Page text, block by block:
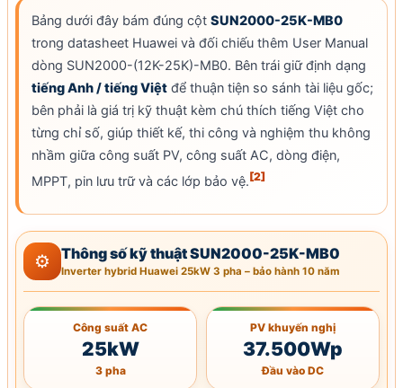
Bảng dưới đây bám đúng cột SUN2000-25K-MB0
trong datasheet Huawei và đối chiếu thêm User Manual
dòng SUN2000-(12K-25K)-MB0. Bên trái giữ định dạng
tiếng Anh / tiếng Việt để thuận tiện so sánh tài liệu gốc;
bên phải là giá trị kỹ thuật kèm chú thích tiếng Việt cho
từng chỉ số, giúp thiết kế, thi công và nghiệm thu không
nhầm giữa công suất PV, công suất AC, dòng điện,
MPPT, pin lưu trữ và các lớp bảo vệ.[2]
⚙ Thông số kỹ thuật SUN2000-25K-MB0
Inverter hybrid Huawei 25kW 3 pha – bảo hành 10 năm
Công suất AC
25kW
3 pha
PV khuyến nghị
37.500Wp
Đầu vào DC